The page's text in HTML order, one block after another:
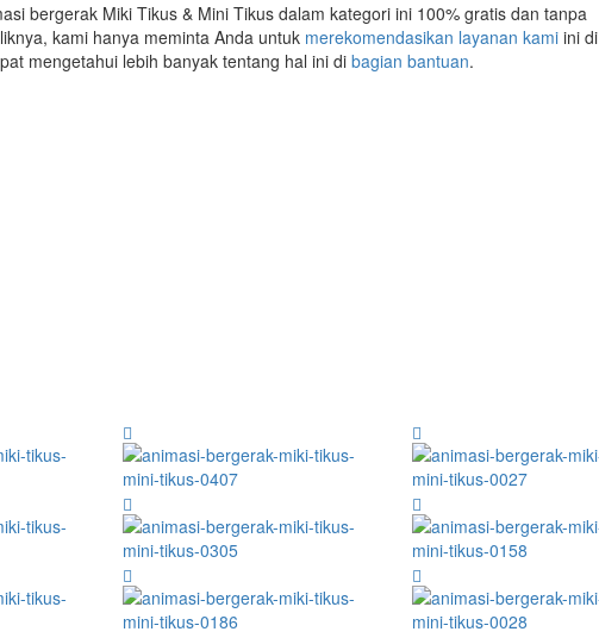
bergerak Miki Tikus & Mini Tikus dalam kategori ini 100% gratis dan tanpa
kami hanya meminta Anda untuk merekomendasikan layanan kami ini di
mengetahui lebih banyak tentang hal ini di bagian bantuan.